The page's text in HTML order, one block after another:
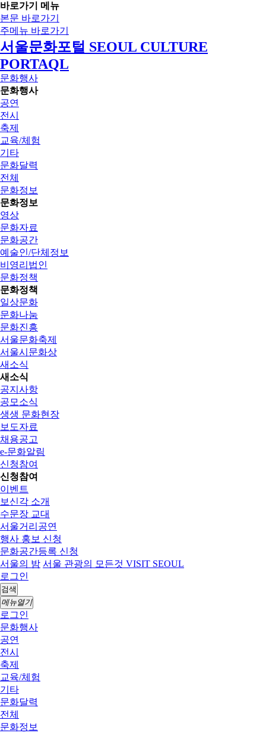
바로가기 메뉴
본문 바로가기
주메뉴 바로가기
서울문화포털 SEOUL CULTURE
PORTAQL
문화행사
문화행사
공연
전시
축제
교육/체험
기타
문화달력
전체
문화정보
문화정보
영상
문화자료
문화공간
예술인/단체정보
비영리법인
문화정책
문화정책
일상문화
문화나눔
문화진흥
서울문화축제
서울시문화상
새소식
새소식
공지사항
공모소식
생생 문화현장
보도자료
채용공고
e-문화알림
신청참여
신청참여
이벤트
보신각 소개
수문장 교대
서울거리공연
행사 홍보 신청
문화공간등록 신청
서울의 밤 서울 관광의 모든것 VISIT SEOUL
로그인
검색
메뉴열기
로그인
문화행사
공연
전시
축제
교육/체험
기타
문화달력
전체
문화정보